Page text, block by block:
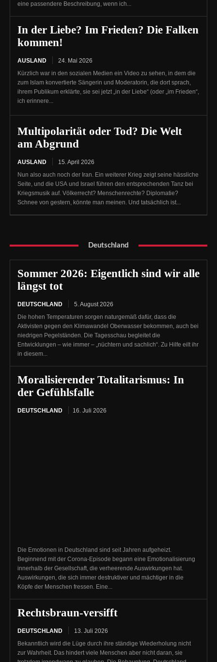
eine passendere Beschreibung, wenn ich...
In der Liebe? Im Frieden? Die Falken
kommen!
AUSLAND
24. Mai 2026
Kürzlich war in den sozialen Medien ein Video zu sehen, in dem die
zum Islam konvertierte Sängerin und Moderatorin, die dort sprach,
ihrem Publikum erklärte, sie sei jetzt „in der Liebe“ (oder „im Frieden“,
ich erinnere...
Multipolarität oder Tod? Die Welt
am Abgrund
AUSLAND
15. April 2026
Nun also auch noch der Iran. Ein weiterer Krieg zeigt seine hässliche
Seite, und die USA und Israel führen den entsprechenden Tanz bei
Kriegsmusik auf. Völkerrecht? Menschenrechte? Diplomatie?
Schnee von gestern, könnte man meinen. Und tatsächlich ist...
Deutschland
Sommer 2026: Eigentlich sind wir alle
längst tot
DEUTSCHLAND
5. August 2026
Die hohen Temperaturen sorgen naturgemäß dafür, dass die
Aktivisten gegen den Klimawandel Oberwasser bekommen, auch bei
niedrigen Pegelständen. Die Tagesschau begleitet die
Entwicklungen – wie immer – „nüchtern und sachlich“. Zu Hilfe eilt ihr
in diesem...
Moralisierender Totalitarismus: In
der Gefühlsfalle
DEUTSCHLAND 16. Juli 2026
Die Emotionen in Deutschland sind seit Jahren aufgeheizt.
Beginnend mit der Corona-Episode begann eine Emotionalisierung
innerhalb der Gesellschaft, die verheerende Auswirkungen hat.
Auswirkungen, die sich immer destruktiver und mächtiger in die
Köpfe der Menschen fressen. Eine...
Rechtsbraun-versifft
DEUTSCHLAND
13. Juli 2026
Bekanntlich wird die Lüge durch ihre ständige Wiederholung nicht
zur Wahrheit. Das hindert viele Menschen aber nicht daran, sie